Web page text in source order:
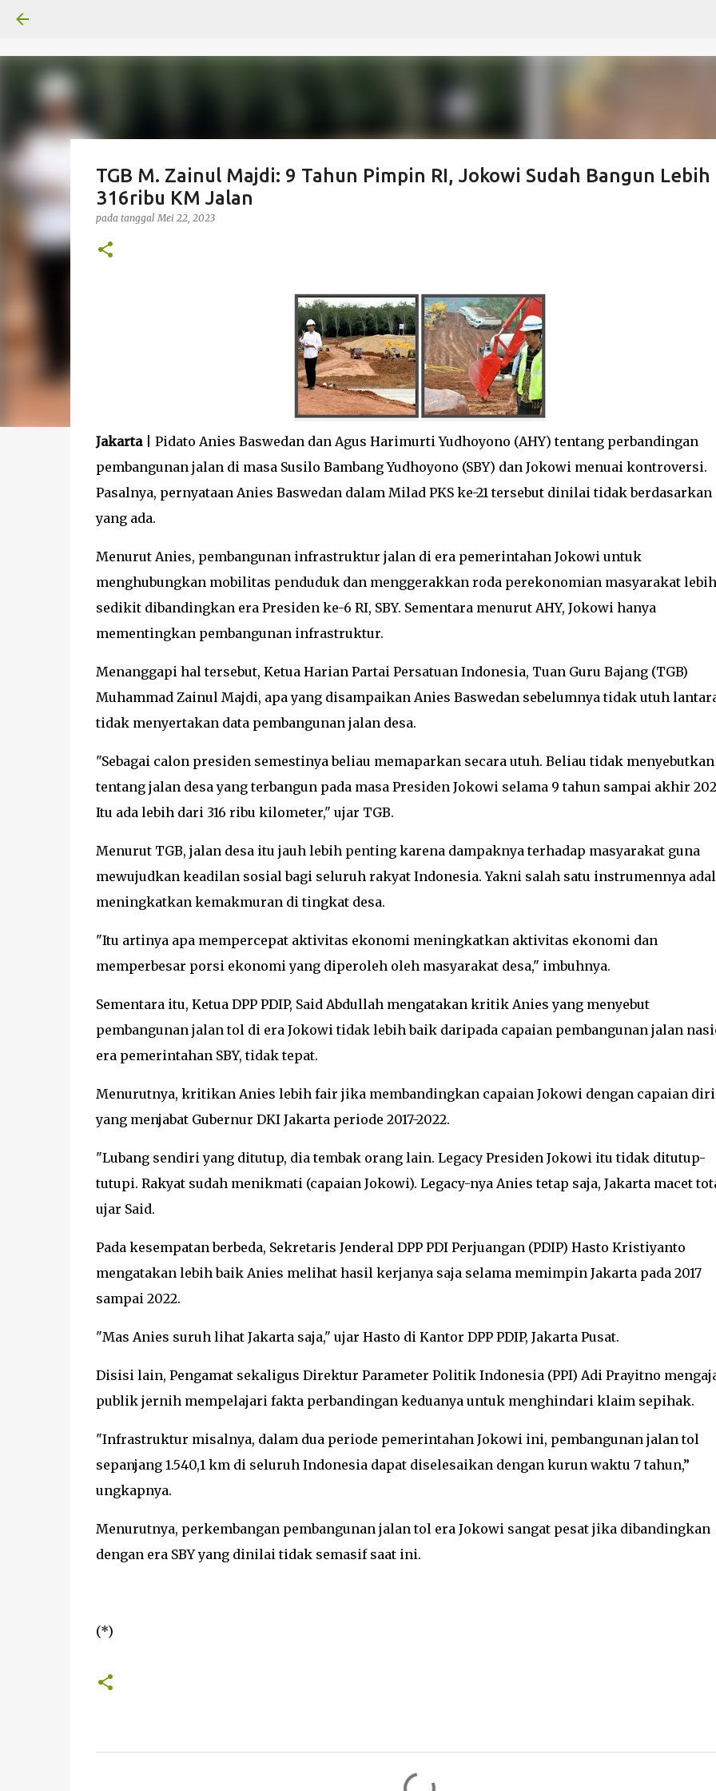
TGB M. Zainul Majdi: 9 Tahun Pimpin RI, Jokowi Sudah Bangun Lebih
316ribu KM Jalan
pada tanggalMei 22, 2023
Jakarta| Pidato Anies Baswedan dan Agus Harimurti Yudhoyono (AHY) tentang perbandingan
pembangunan jalan di masa Susilo Bambang Yudhoyono (SBY) dan Jokowi menuai kontroversi.
Pasalnya, pernyataan Anies Baswedan dalam Milad PKS ke-21 tersebut dinilai tidak berdasarkan
yang ada.
Menurut Anies, pembangunan infrastruktur jalan di era pemerintahan Jokowi untuk
menghubungkan mobilitas penduduk dan menggerakkan roda perekonomian masyarakat lebih
sedikit dibandingkan era Presiden ke-6 RI, SBY. Sementara menurut AHY, Jokowi hanya
mementingkan pembangunan infrastruktur.
Menanggapi hal tersebut, Ketua Harian Partai Persatuan Indonesia, Tuan Guru Bajang (TGB)
Muhammad Zainul Majdi, apa yang disampaikan Anies Baswedan sebelumnya tidak utuh
tidak menyertakan data pembangunan jalan desa.
"Sebagai calon presiden semestinya beliau memaparkan secara utuh. Beliau tidak menyebutkan
tentang jalan desa yang terbangun pada masa Presiden Jokowi selama 9 tahun sampai akhir
Itu ada lebih dari 316 ribu kilometer," ujar TGB.
Menurut TGB, jalan desa itu jauh lebih penting karena dampaknya terhadap masyarakat guna
mewujudkan keadilan sosial bagi seluruh rakyat Indonesia. Yakni salah satu instrumennya
meningkatkan kemakmuran di tingkat desa.
"Itu artinya apa mempercepat aktivitas ekonomi meningkatkan aktivitas ekonomi dan
memperbesar porsi ekonomi yang diperoleh oleh masyarakat desa," imbuhnya.
Sementara itu, Ketua DPP PDIP, Said Abdullah mengatakan kritik Anies yang menyebut
pembangunan jalan tol di era Jokowi tidak lebih baik daripada capaian pembangunan jalan
era pemerintahan SBY, tidak tepat.
Menurutnya, kritikan Anies lebih fair jika membandingkan capaian Jokowi dengan capaian
yang menjabat Gubernur DKI Jakarta periode 2017-2022.
"Lubang sendiri yang ditutup, dia tembak orang lain. Legacy Presiden Jokowi itu tidak ditutup-
tutupi. Rakyat sudah menikmati (capaian Jokowi). Legacy-nya Anies tetap saja, Jakarta macet
ujar Said.
Pada kesempatan berbeda, Sekretaris Jenderal DPP PDI Perjuangan (PDIP) Hasto Kristiyanto
mengatakan lebih baik Anies melihat hasil kerjanya saja selama memimpin Jakarta pada 2017
sampai 2022.
"Mas Anies suruh lihat Jakarta saja," ujar Hasto di Kantor DPP PDIP, Jakarta Pusat.
Disisi lain, Pengamat sekaligus Direktur Parameter Politik Indonesia (PPI) Adi Prayitno
publik jernih mempelajari fakta perbandingan keduanya untuk menghindari klaim sepihak.
"Infrastruktur misalnya, dalam dua periode pemerintahan Jokowi ini, pembangunan jalan tol
sepanjang 1.540,1 km di seluruh Indonesia dapat diselesaikan dengan kurun waktu 7 tahun,”
ungkapnya.
Menurutnya, perkembangan pembangunan jalan tol era Jokowi sangat pesat jika dibandingkan
dengan era SBY yang dinilai tidak semasif saat ini.
(*)